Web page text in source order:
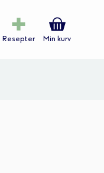
Resepter Min kurv